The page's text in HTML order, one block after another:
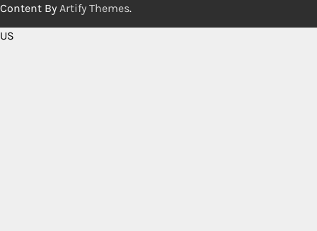
Content By Artify Themes.
US